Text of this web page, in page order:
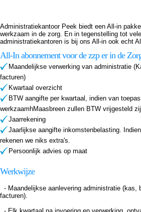
Administratiekantoor Peek biedt een All-in
werkzaam in de zorg. En in tegenstelling tot
administratiekantoren is bij ons All-in ook echt
All-In abonnement voor de zzp er in de
Maandelijkse verwerking van administratie
facturen)
Kwartaal overzicht
BTW aangifte per kwartaal, indien van
werkzaamhMaasbreen zullen BTW vrijgesteld
Jaarrekening
Jaarlijkse aangifte inkomstenbelasting.
rekenen we niks extra's.
Persoonlijk advies op maat
Werkwijze
- Maandelijkse aanlevering administratie (kas,
facturen).